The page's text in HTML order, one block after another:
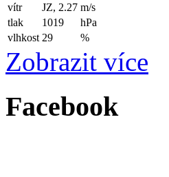
vítr JZ, 2.27 m/s
tlak
1019
hPa
vlhkost 29 %
Zobrazit více
Facebook